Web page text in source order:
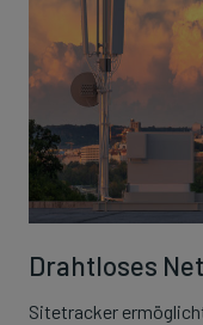
Drahtloses
Sitetracker